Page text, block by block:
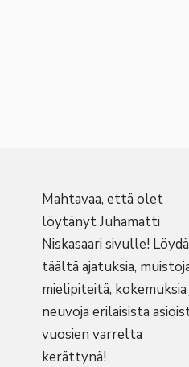
Mahtavaa, että olet
löytänyt Juhamatti
Niskasaari sivulle!
täältä ajatuksia,
mielipiteitä, kokemuksia
neuvoja erilaisista
vuosien varrelta
kerättynä!